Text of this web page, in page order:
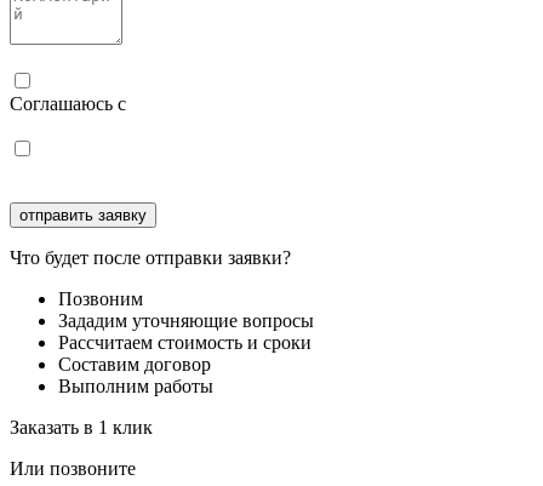
Соглашаюсь с
Что будет после отправки заявки?
Позвоним
Зададим уточняющие вопросы
Рассчитаем стоимость и сроки
Составим договор
Выполним работы
Заказать в 1 клик
Или позвоните